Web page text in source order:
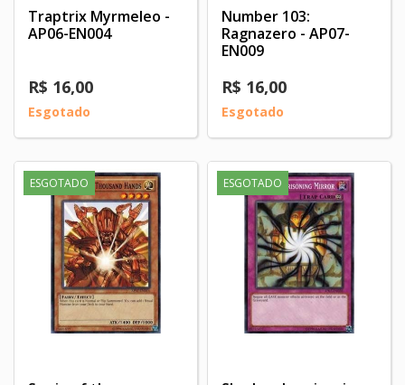
Traptrix Myrmeleo -
AP06-EN004
R$ 16,00
Esgotado
Number 103:
Ragnazero - AP07-
EN009
R$ 16,00
Esgotado
ESGOTADO ESGOTADO